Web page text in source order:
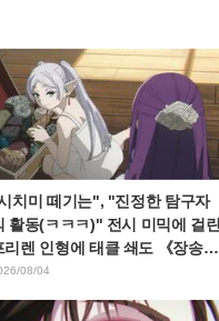
치미 떼기는", "진정한 탐구자
활동(ㅋㅋㅋ)" 전시 미믹에 걸린
리렌 인형에 태클 쇄도 《장송의
리렌》
08/04